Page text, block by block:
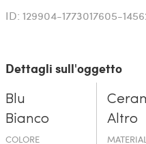
ID: 129904-1773017605-
Dettagli sull'oggetto
Blu
Bianco
COLORE
Altro